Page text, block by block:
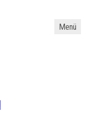
Menü